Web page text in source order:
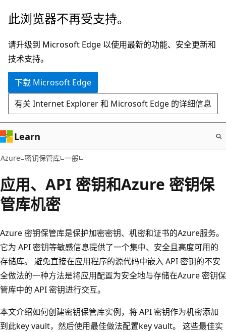
跳
主
要
内
此浏览器不再受支持。
请升级到 Microsoft Edge 以使用最新的功能、安全更新和
技术支持。
下载 Microsoft Edge
有关 Internet Explorer 和 Microsoft Edge 的详细信息
Learn
Azure 密钥保管库 一般
应用、API 密钥和Azure 密钥保
管库机密
Azure 密钥保管库是保护加密密钥、机密和证书的Azure服务。
它为 API 密钥等敏感信息提供了一个集中、安全且高度可用的
存储库。 避免直接在应用程序的源代码中嵌入 API 密钥的不安
全做法的一种方法是将应用配置为安全地与存储在Azure 密钥保
管库中的 API 密钥进行交互。
本文介绍如何创建密钥保管库实例，将 API 密钥作为机密添加
到此key vault，然后使用最佳做法配置key vault。 这些最佳实